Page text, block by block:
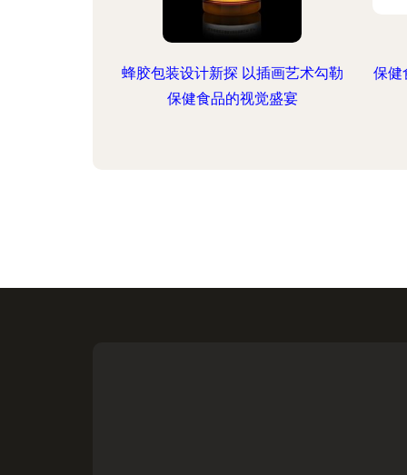
蜂胶包装设计新探 以插画艺术勾勒
保健食品的视觉盛宴
保健